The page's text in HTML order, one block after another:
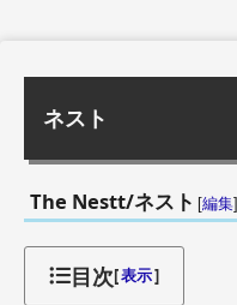
ネスト
The Nestt/ネスト [編集]
目次[表示]